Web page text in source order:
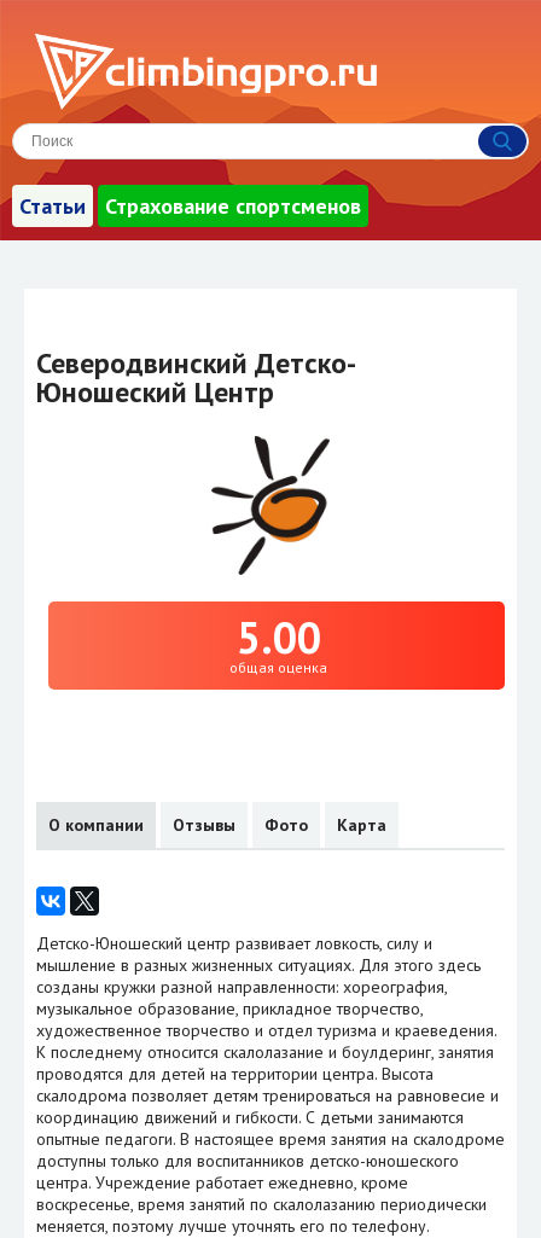
Статьи Страхование спортсменов
Северодвинский Детско-
Юношеский Центр
5.00
общая оценка
О компании Отзывы Фото Карта
Детско-Юношеский центр развивает ловкость, силу и
мышление в разных жизненных ситуациях. Для этого здесь
созданы кружки разной направленности: хореография,
музыкальное образование, прикладное творчество,
художественное творчество и отдел туризма и краеведения.
К последнему относится скалолазание и боулдеринг, занятия
проводятся для детей на территории центра. Высота
скалодрома позволяет детям тренироваться на равновесие и
координацию движений и гибкости. С детьми занимаются
опытные педагоги. В настоящее время занятия на скалодроме
доступны только для воспитанников детско-юношеского
центра. Учреждение работает ежедневно, кроме
воскресенье, время занятий по скалолазанию периодически
меняется, поэтому лучше уточнять его по телефону.